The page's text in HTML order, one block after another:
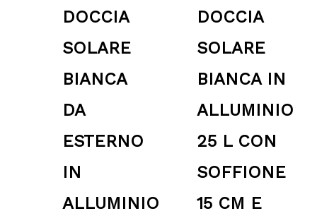
DOCCIA
SOLARE
BIANCA
DA
ESTERNO
IN
ALLUMINIO
DOCCIA
SOLARE
BIANCA IN
ALLUMINIO
25 L CON
SOFFIONE
15 CM E